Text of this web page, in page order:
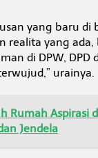
yang baru di
realita yang
di DPW, DPD
urainya.
Rumah Aspirasi
Jendela